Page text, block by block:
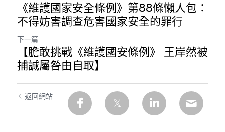
龔靜儀大律師專欄
陳貴春大律師專欄
陳子遷律師專欄
羅浚軒專欄
溫志倫專欄
《維護國家安全條例》第88條懶人包：
不得妨害調查危害國家安全的罪行
下一篇
【膽敢挑戰《維護國安條例》 王岸然被
捕誠屬咎由自取】
返回網站